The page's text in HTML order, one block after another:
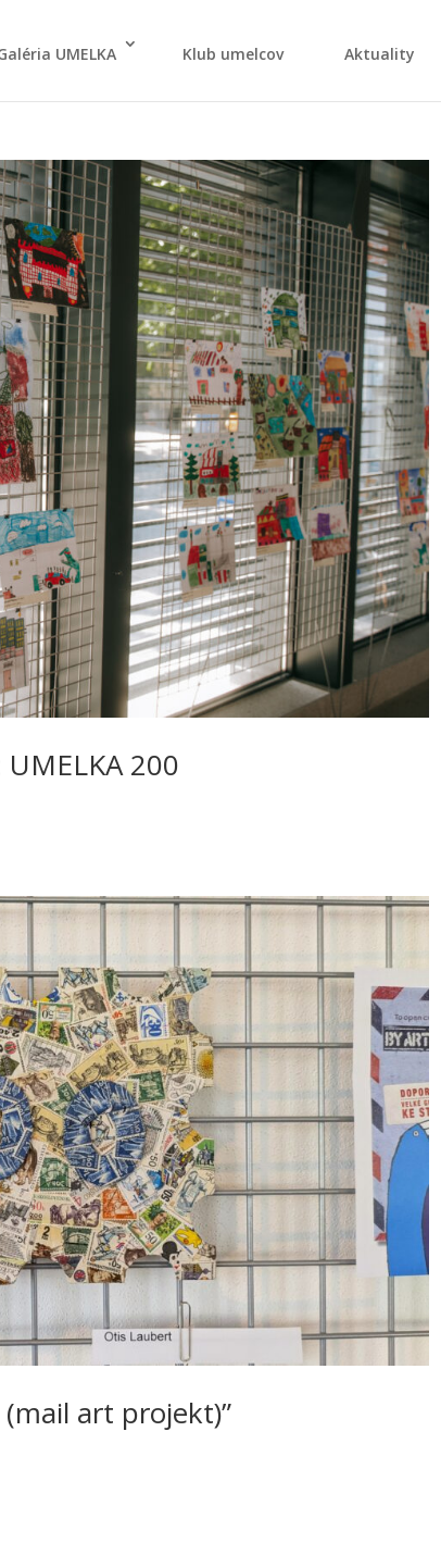
UMELKA Klub umel­cov Aktu­ali­ty
200
art pro­jekt)”